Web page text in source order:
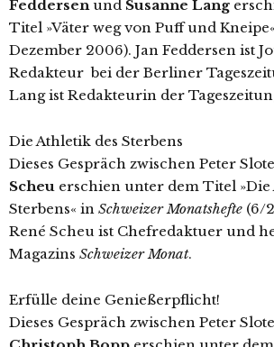
Feddersenund Susanne Lang
Titel »Väter weg von Puff und
Dezember 2006). Jan Feddersen ist
Redakteur bei der Berliner
Lang ist Redakteurin der
Die Athletik des Sterbens
Dieses Gespräch zwischen Peter
Scheu erschien unter dem Titel »Die
Sterbens« in Schweizer Monatshefte (6/
René Scheu ist Chefredaktuer und
Magazins Schweizer Monat.
Erfülle deine Genießerpflicht!
Dieses Gespräch zwischen Peter